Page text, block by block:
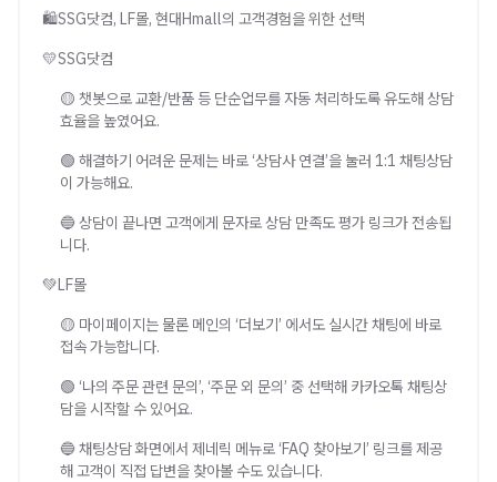
🛍️SSG닷컴, LF몰, 현대Hmall의 고객경험을 위한 선택
💛SSG닷컴
🟡 챗봇으로 교환/반품 등 단순업무를 자동 처리하도록 유도해 상담
효율을 높였어요.
🟢 해결하기 어려운 문제는 바로 ‘상담사 연결’을 눌러 1:1 채팅상담
이 가능해요.
🔵 상담이 끝나면 고객에게 문자로 상담 만족도 평가 링크가 전송됩
니다.
💚LF몰
🟡 마이페이지는 물론 메인의 ‘더보기’ 에서도 실시간 채팅에 바로
접속 가능합니다.
🟢 ‘나의 주문 관련 문의’, ‘주문 외 문의’ 중 선택해 카카오톡 채팅상
담을 시작할 수 있어요.
🔵 채팅상담 화면에서 제네릭 메뉴로 ‘FAQ 찾아보기’ 링크를 제공
해 고객이 직접 답변을 찾아볼 수도 있습니다.